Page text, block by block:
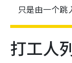
只是由一个跳
打工人